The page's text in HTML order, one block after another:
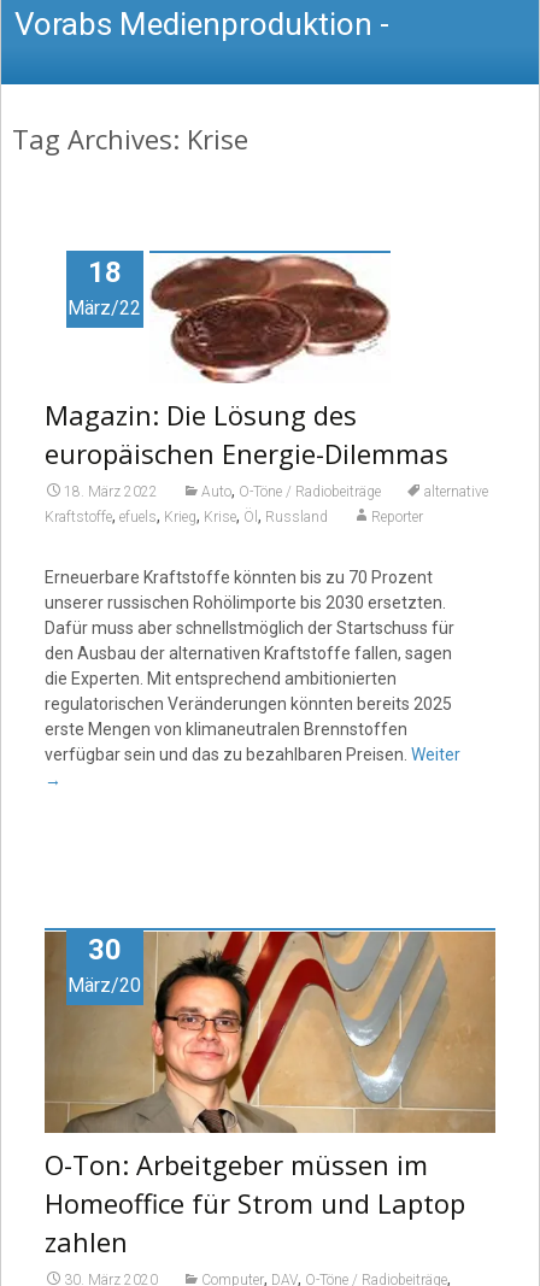
Vorabs Medienproduktion -
Nachrichten, Texte, Podcast, O-Töne,
Video
Tag Archives: Krise
18
März/22
Magazin: Die Lösung des
europäischen Energie-Dilemmas
18. März 2022 Auto, O-Töne / Radiobeiträge
alternative
Kraftstoffe, efuels, Krieg, Krise, Öl , Russland Reporter
Erneuerbare Kraftstoffe könnten bis zu 70 Prozent
unserer russischen Rohölimporte bis 2030 ersetzten.
Dafür muss aber schnellstmöglich der Startschuss für
den Ausbau der alternativen Kraftstoffe fallen, sagen
die Experten. Mit entsprechend ambitionierten
regulatorischen Veränderungen könnten bereits 2025
erste Mengen von klimaneutralen Brennstoffen
verfügbar sein und das zu bezahlbaren Preisen. Weiter
→
30
März/20
O-Ton: Arbeitgeber müssen im
Homeoffice für Strom und Laptop
zahlen
30. März 2020 Computer, DAV, O-Töne / Radiobeiträge,